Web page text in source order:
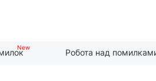
Робота над